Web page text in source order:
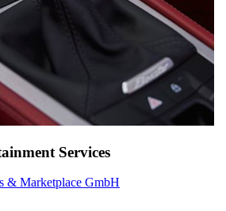
Services
& Marketplace GmbH